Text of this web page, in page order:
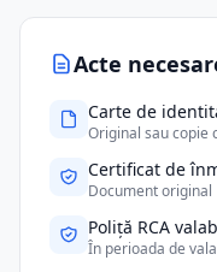
Acte
Carte de
Original sau copie
Certificat de
Document original
Poliță RCA
În perioada de